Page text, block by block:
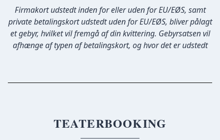
Firmakort udstedt inden for eller uden for EU/EØS, samt
private betalingskort udstedt uden for EU/EØS, bliver pålagt
et gebyr, hvilket vil fremgå af din kvittering. Gebyrsatsen vil
afhænge af typen af betalingskort, og hvor det er udstedt
TEATERBOOKING